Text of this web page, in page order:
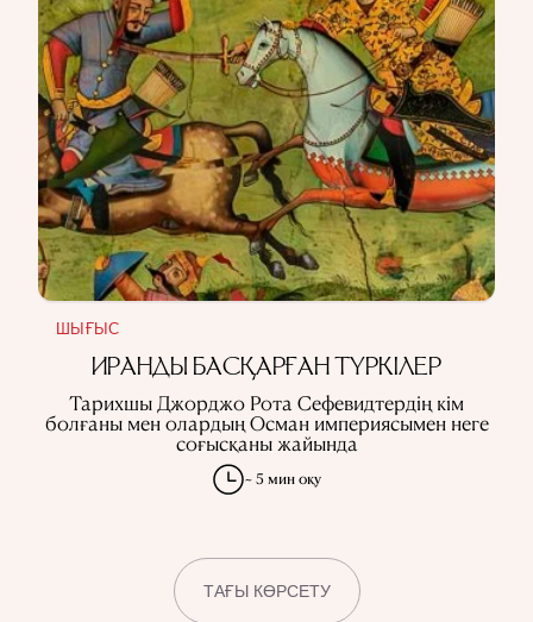
ШЫҒЫС
ИРАНДЫ БАСҚАРҒАН ТҮРКІЛЕР
Тарихшы Джорджо Рота Сефевидтердің кім
болғаны мен олардың Осман империясымен неге
соғысқаны жайында
~ 5 мин оқу
ТАҒЫ КӨРСЕТУ